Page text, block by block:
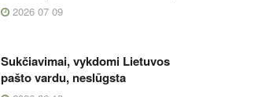
2026 07 09
Sukčiavimai, vykdomi Lietuvos
pašto vardu, neslūgsta